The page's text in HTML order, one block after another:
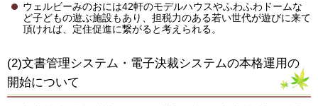
ウェルビーみのおには42軒のモデルハウスやふわふわドームな
ど子どもの遊ぶ施設もあり、担税力のある若い世代が遊びに来て
頂ければ、定住促進に繋がると考えられる。
(2)文書管理システム・電子決裁システムの本格運用の
開始について